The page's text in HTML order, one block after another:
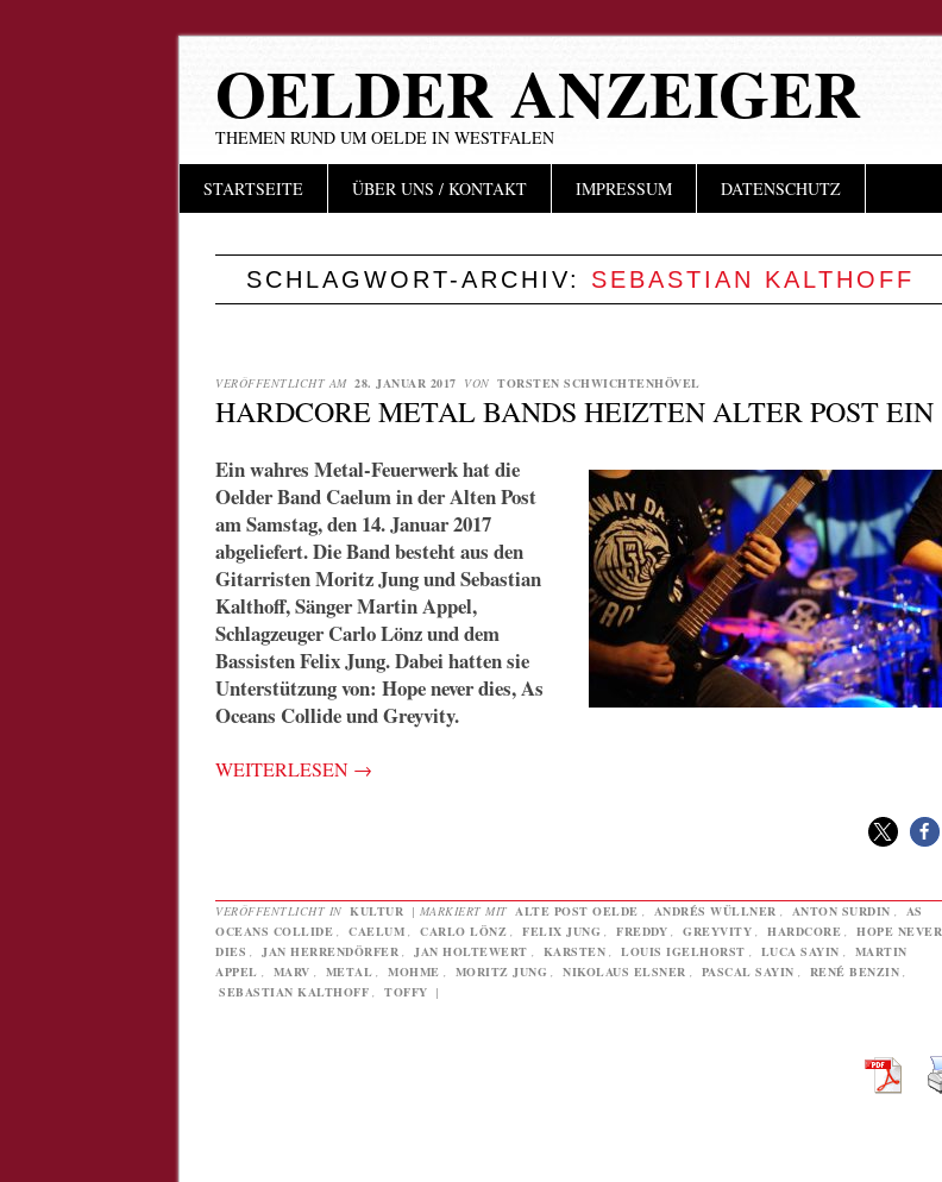
OELDER ANZEIGER
THEMEN RUND UM OELDE IN WESTFALEN
Hauptmenü
InhaltSTARTSEITE ÜBER UNS / KONTAKT IMPRESSUM DATENSCHUTZ
SCHLAGWORT-ARCHIV: SEBASTIAN KALTHOFF
VERÖFFENTLICHT AM 28. JANUAR 2017 VON TORSTEN SCHWICHTENHÖVEL
HARDCORE METAL BANDS HEIZTEN ALTER POST EIN
Ein wahres Metal-Feuerwerk hat die
Oelder Band Caelum in der Alten Post
am Samstag, den 14. Januar 2017
abgeliefert. Die Band besteht aus den
Gitarristen Moritz Jung und Sebastian
Kalthoff, Sänger Martin Appel,
Schlagzeuger Carlo Lönz und dem
Bassisten Felix Jung. Dabei hatten sie
Unterstützung von: Hope never dies, As
Oceans Collide und Greyvity.
WEITERLESEN →
VERÖFFENTLICHT IN KULTUR | MARKIERT MIT ALTE POST OELDE ANDRÉS WÜLLNER ANTON SURDIN
AS
OCEANS COLLIDE
CAELUM CARLO LÖNZ FELIX JUNG FREDDY GREYVITY HARDCORE
HOPE NEVER
DIES
JAN HERRENDÖRFER JAN HOLTEWERT KARSTEN LOUIS IGELHORST LUCA SAYIN
MARTIN
APPEL
MARV METAL MOHME MORITZ JUNG NIKOLAUS ELSNER PASCAL SAYIN RENÉ BENZIN
SEBASTIAN KALTHOFF
TOFFY |